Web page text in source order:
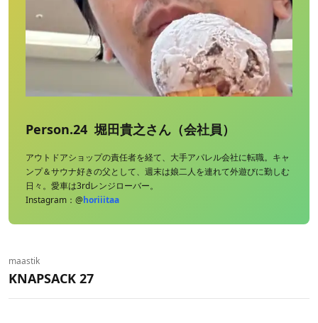
Person.24 堀田貴之さん（会社員）
アウトドアショップの責任者を経て、大手アパレル会社に転職。キャ
ンプ＆サウナ好きの父として、週末は娘二人を連れて外遊びに勤しむ
日々。愛車は3rdレンジローバー。
Instagram：@horiiitaa
maastik
KNAPSACK 27